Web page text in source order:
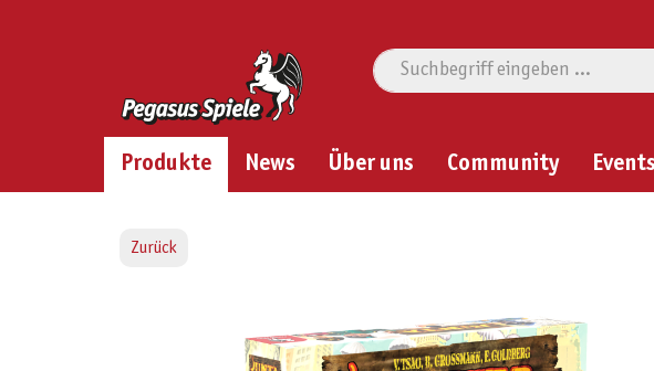
Produkte News Über uns Community Events
Zurück